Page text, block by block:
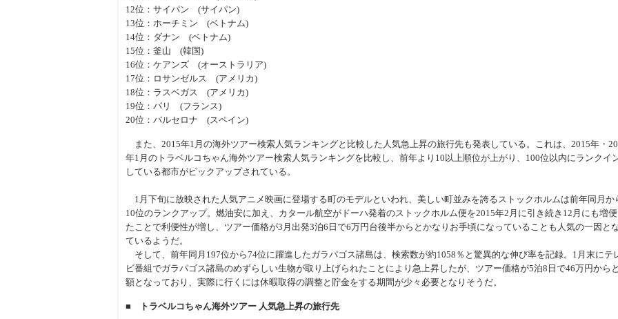
12位：サイパン (サイパン)
13位：ホーチミン (ベトナム)
14位：ダナン (ベトナム)
15位：釜山 (韓国)
16位：ケアンズ (オーストラリア)
17位：ロサンゼルス (アメリカ)
18位：ラスベガス (アメリカ)
19位：パリ (フランス)
20位：バルセロナ (スペイン)
また、2015年1月の海外ツアー検索人気ランキングと比較した人気急上昇の旅行先も発表している。これは、2015年・
年1月のトラベルコちゃん海外ツアー検索人気ランキングを比較し、前年より10以上順位が上がり、100位以内にランクイ
している都市がピックアップされている。
1月下旬に放映された人気アニメ映画に登場する町のモデルといわれ、美しい町並みを誇るストックホルムは前年同月か
10位のランクアップ。燃油安に加え、カタール航空がドーハ発着のストックホルム便を2015年2月に引き続き12月にも増
たことで利便性が増し、ツアー価格が3月出発3泊6日で6万円台後半からとかなりお手頃になっていることも人気の一因と
ているようだ。
そして、前年同月197位から74位に躍進したガラパゴス諸島は、検索数が約1058％と驚異的な伸び率を記録。1月末にテ
ビ番組でガラパゴス諸島のめずらしい生物が取り上げられたことにより急上昇したが、ツアー価格が5泊8日で46万円から
額となっており、実際に行くには休暇取得の調整と貯金をする期間が少々必要となりそうだ。
■ トラベルコちゃん海外ツアー 人気急上昇の旅行先